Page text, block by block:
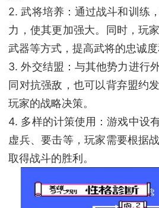
2. 武将培养：通过战斗和训练
力，使其更加强大。同时，玩
武器等方式，提高武将的忠诚度
3. 外交结盟：与其他势力进行
同对抗强敌，也可以背弃盟约
玩家的战略决策。
4. 多样的计策使用：游戏中设
虚兵、要击等，玩家需要根据
取得战斗的胜利。